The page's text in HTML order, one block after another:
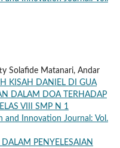
Solafide Matanari, Andar
KISAH DANIEL DI GUA
DALAM DOA TERHADAP
VIII SMP N 1
and Innovation Journal: Vol.
DALAM PENYELESAIAN